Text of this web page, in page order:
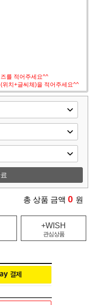
를 적어주세요^^
위치+글씨체)을 적어주세요^^
총 상품 금액 0 원
+WISH
관심상품